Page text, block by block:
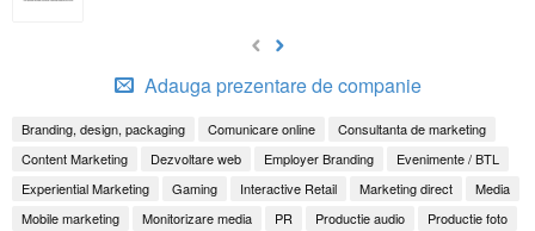
Adauga prezentare de companie
Branding, design, packaging Comunicare online
Consultanta de marketing
Content Marketing
Dezvoltare web Employer Branding
Evenimente / BTL
Experiential Marketing
Gaming Interactive Retail Marketing direct
Media
Mobile marketing
Monitorizare media PR Productie audio Productie foto